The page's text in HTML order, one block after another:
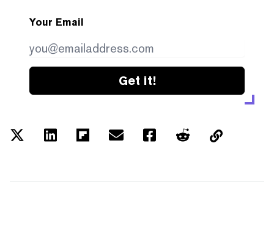
Your Email
Get it!